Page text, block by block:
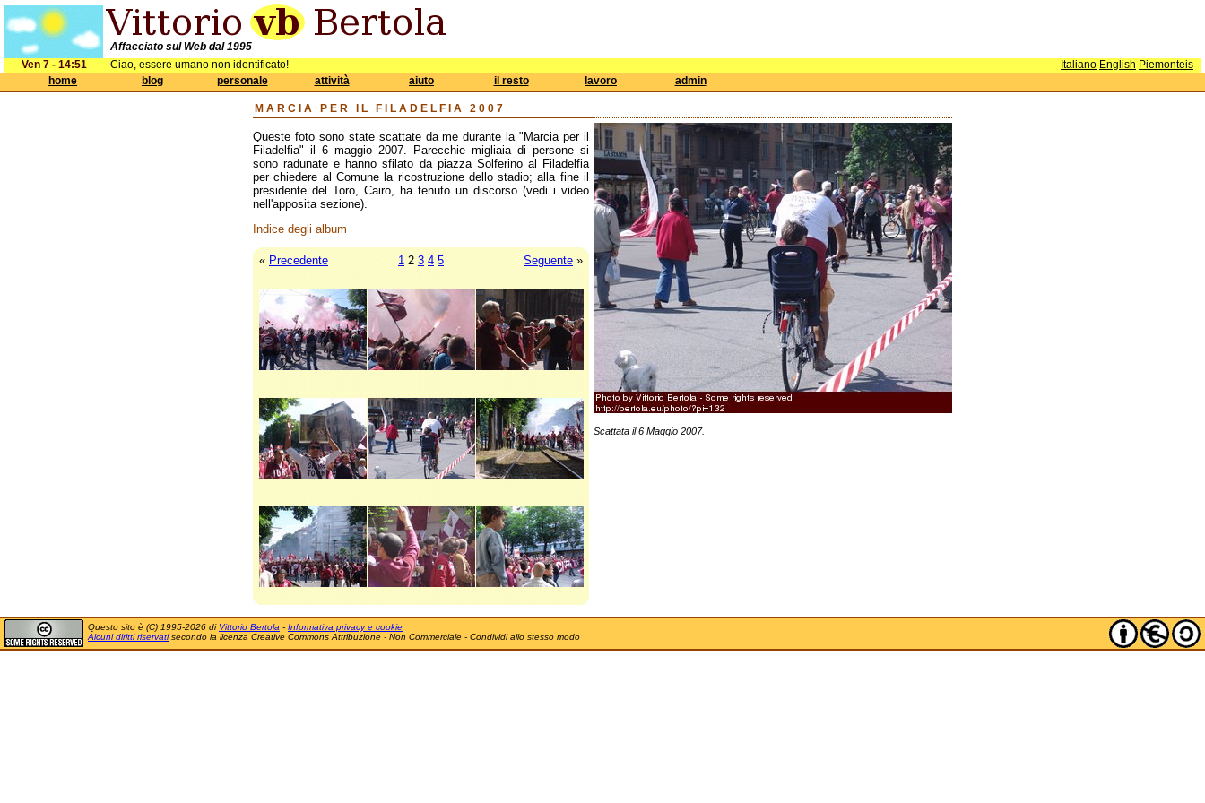
Affacciato sul Web dal 1995
Ven 7 - 14:51
Ciao, essere umano non identificato! Italiano English Piemonteis
home
blog personale attività aiuto il resto lavoro admin
MARCIA PER IL FILADELFIA 2007
Queste foto sono state scattate da me durante la "Marcia per il
Filadelfia" il 6 maggio 2007. Parecchie migliaia di persone si
sono radunate e hanno sfilato da piazza Solferino al Filadelfia
per chiedere al Comune la ricostruzione dello stadio; alla fine il
presidente del Toro, Cairo, ha tenuto un discorso (vedi i video
nell'apposita sezione).
Indice degli album
« Precedente Seguente »
1 2 3 4 5
Scattata il 6 Maggio 2007.
Questo sito è (C) 1995-2026 di Vittorio Bertola - Informativa privacy e cookie
Alcuni diritti riservatisecondo la licenza Creative Commons Attribuzione - Non Commerciale - Condividi allo stesso modo